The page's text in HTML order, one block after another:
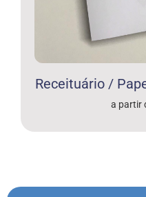
Receituário /
a partir